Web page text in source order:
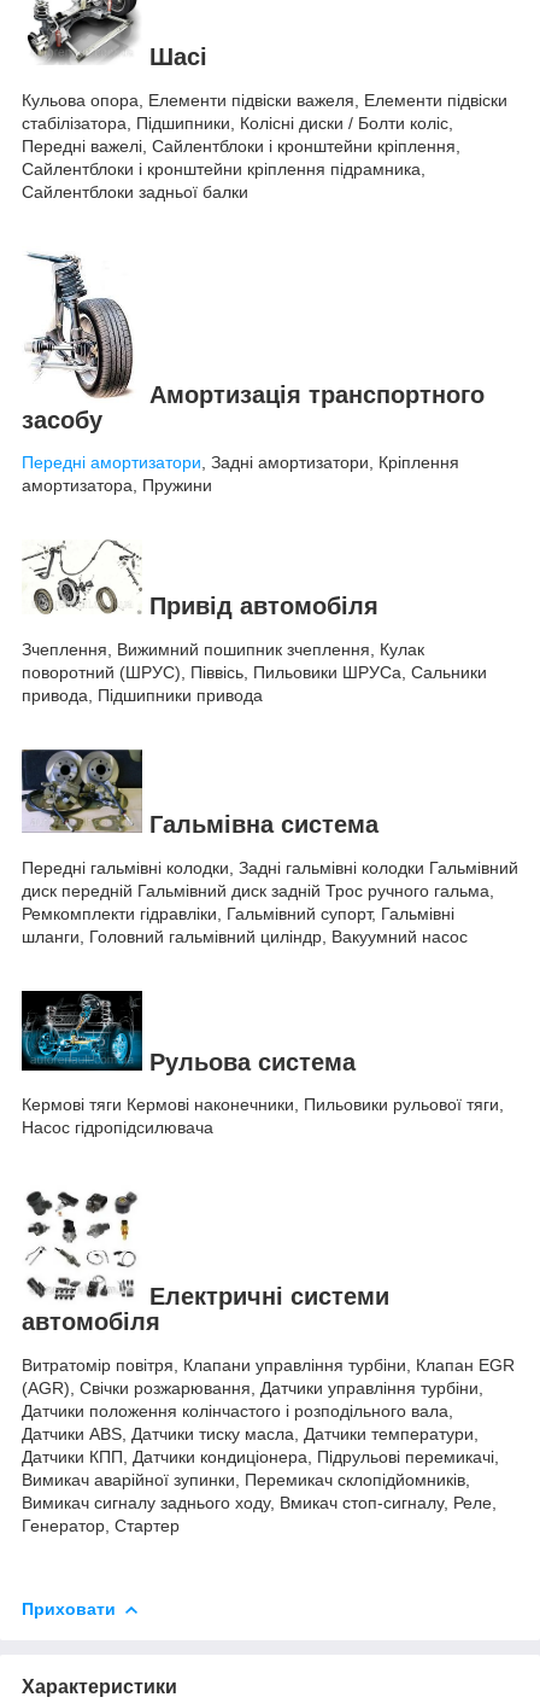
Шасі
Кульова опора, Елементи підвіски важеля, Елементи підвіски
стабілізатора, Підшипники, Колісні диски / Болти коліс,
Передні важелі, Сайлентблоки і кронштейни кріплення,
Сайлентблоки і кронштейни кріплення підрамника,
Сайлентблоки задньої балки
Амортизація транспортного
засобу
Передні амортизатори, Задні амортизатори, Кріплення
амортизатора, Пружини
Привід автомобіля
Зчеплення, Вижимний пошипник зчеплення, Кулак
поворотний (ШРУС), Піввісь, Пильовики ШРУСа, Сальники
привода, Підшипники привода
Гальмівна система
Передні гальмівні колодки, Задні гальмівні колодки Гальмівний
диск передній Гальмівний диск задній Трос ручного гальма,
Ремкомплекти гідравліки, Гальмівний супорт, Гальмівні
шланги, Головний гальмівний циліндр, Вакуумний насос
Рульова система
Кермові тяги Кермові наконечники, Пильовики рульової тяги,
Насос гідропідсилювача
Електричні системи
автомобіля
Витратомір повітря, Клапани управління турбіни, Клапан EGR
(AGR), Свічки розжарювання, Датчики управління турбіни,
Датчики положення колінчастого і розподільного вала,
Датчики ABS, Датчики тиску масла, Датчики температури,
Датчики КПП, Датчики кондиціонера, Підрульові перемикачі,
Вимикач аварійної зупинки, Перемикач склопідйомників,
Вимикач сигналу заднього ходу, Вмикач стоп-сигналу, Реле,
Генератор, Стартер
Приховати
Характеристики